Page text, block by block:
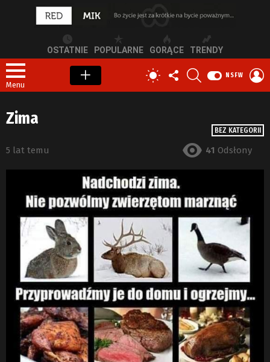
OSTATNIE POPULARNE GORĄCE TRENDY
Menu
PRZEŁĄCZ
SKÓRKĘ
OBSERWUJ
NAS
NSFW
BEZ KATEGORII
Zima
5 lat temu 41 Odsłony